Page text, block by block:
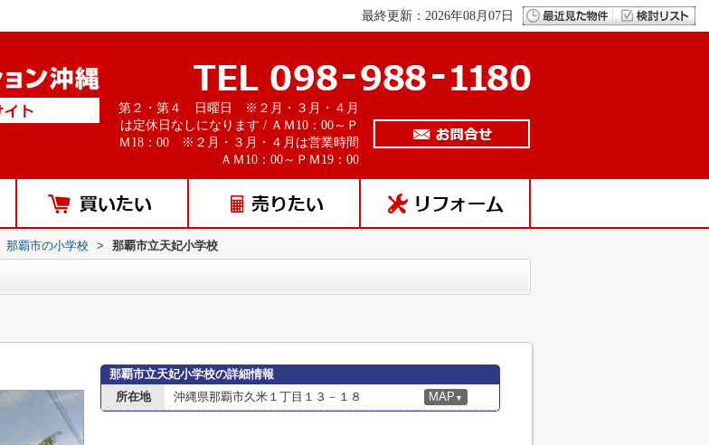
最終更新：2026年08月07日
第２・第４ 日曜日 ※２月・３月・４月
は定休日なしになります / ＡＭ10：00～Ｐ
Ｍ18：00 ※２月・３月・４月は営業時間
ＡＭ10：00～ＰＭ19：00
那覇市の小学校 > 那覇市立天妃小学校
那覇市立天妃小学校の詳細情報
所在地
沖縄県那覇市久米１丁目１３－１８ MAP ▼